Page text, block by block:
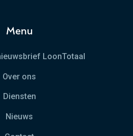
Menu
LoonTotaal
Over ons
Diensten
Nieuws